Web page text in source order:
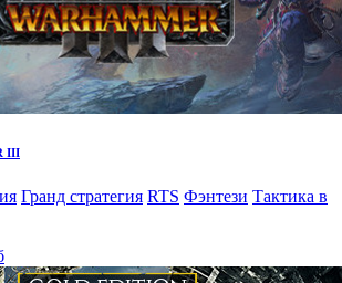
III
Гранд стратегия RTS Фэнтези Тактика в